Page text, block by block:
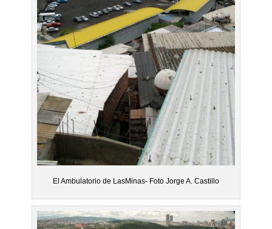
El Ambulatorio de LasMinas- Foto Jorge A. Castillo